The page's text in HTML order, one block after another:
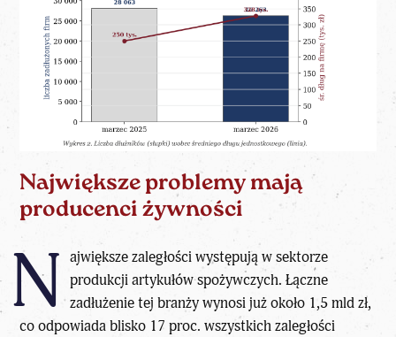
Największe problemy mają
producenci żywności
N ajwiększe zaległości występują w sektorze
produkcji artykułów spożywczych. Łączne
zadłużenie tej branży wynosi już około 1,5 mld zł,
co odpowiada blisko 17 proc. wszystkich zaległości